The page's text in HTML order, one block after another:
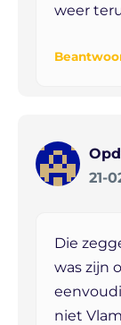
weer
21-
Die
was zijn
niet